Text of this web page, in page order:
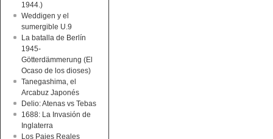
1944.)
Weddigen y el
sumergible U.9
La batalla de Berlín
1945-
Götterdämmerung (El
Ocaso de los dioses)
Tanegashima, el
Arcabuz Japonés
Delio: Atenas vs Tebas
1688: La Invasión de
Inglaterra
Los Pajes Reales